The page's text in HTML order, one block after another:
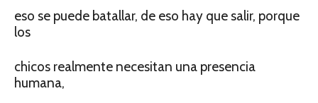
eso se puede batallar, de eso hay que salir, porque
los
chicos realmente necesitan una presencia
humana,